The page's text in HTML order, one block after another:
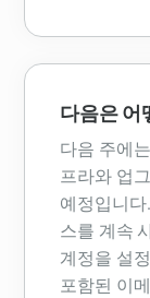
다음은 어
다음 주에
프라와 업
예정입니다
스를 계속
계정을 설
포함된 이